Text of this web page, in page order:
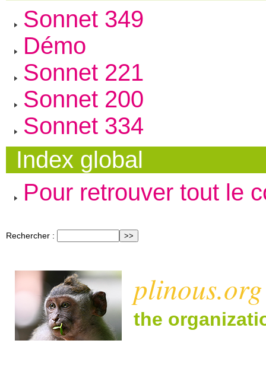
Sonnet 349
Démo
Sonnet 221
Sonnet 200
Sonnet 334
Index global
Pour retrouver tout le
Rechercher :
plinous.org
the